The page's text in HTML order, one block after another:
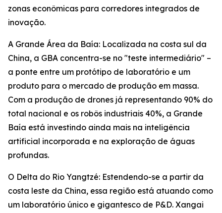
zonas econômicas para corredores integrados de
inovação.
A Grande Área da Baía: Localizada na costa sul da
China, a GBA concentra-se no "teste intermediário" –
a ponte entre um protótipo de laboratório e um
produto para o mercado de produção em massa.
Com a produção de drones já representando 90% do
total nacional e os robôs industriais 40%, a Grande
Baía está investindo ainda mais na inteligência
artificial incorporada e na exploração de águas
profundas.
O Delta do Rio Yangtzé: Estendendo-se a partir da
costa leste da China, essa região está atuando como
um laboratório único e gigantesco de P&D. Xangai